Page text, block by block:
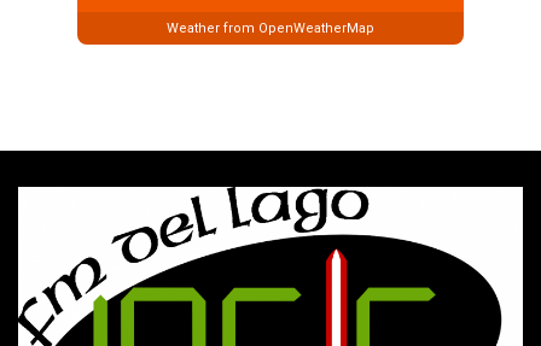
Weather from OpenWeatherMap